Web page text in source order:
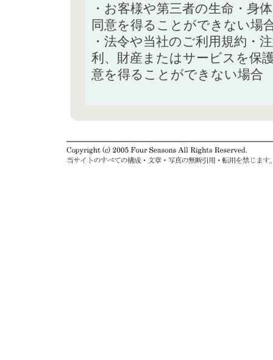
・お客様や第三者の生命・身
同意を得ることができない場
・法令や当社のご利用規約・
利、財産またはサービスを保
意を得ることができない場合